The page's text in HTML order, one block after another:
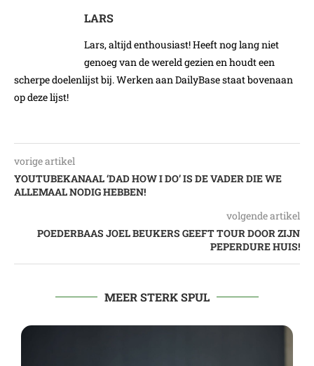
LARS
Lars, altijd enthousiast! Heeft nog lang niet
genoeg van de wereld gezien en houdt een
scherpe doelenlijst bij. Werken aan DailyBase staat bovenaan
op deze lijst!
vorige artikel
YOUTUBEKANAAL ‘DAD HOW I DO’ IS DE VADER DIE WE
ALLEMAAL NODIG HEBBEN!
volgende artikel
POEDERBAAS JOEL BEUKERS GEEFT TOUR DOOR ZIJN
PEPERDURE HUIS!
MEER STERK SPUL